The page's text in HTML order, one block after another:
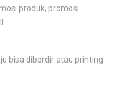
produk, promosi
bisa dibordir atau printing